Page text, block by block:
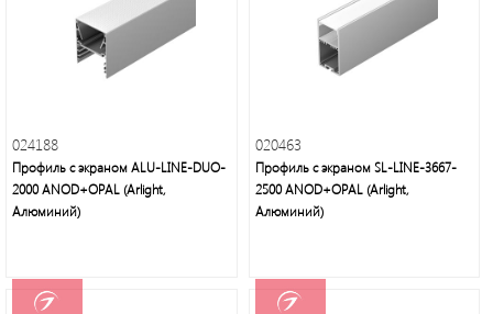
Электротехнические
товары
024188
Профиль с экраном ALU-LINE-DUO-
2000 ANOD+OPAL (Arlight,
Алюминий)
020463
Профиль с экраном SL-LINE-3667-
2500 ANOD+OPAL (Arlight,
Алюминий)